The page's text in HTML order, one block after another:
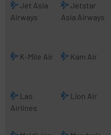
Jet Asia
Airways
Jetstar
Asia Airways
K-Mile Air Kam Air
Lao
Airlines
Lion Air